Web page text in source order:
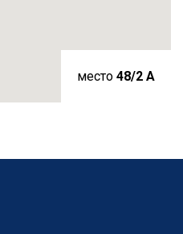
место 48/2 A